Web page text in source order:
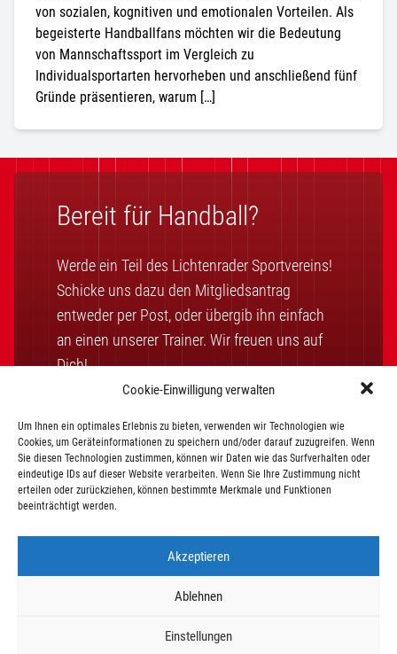
Cookie-Einwilligung verwalten
Um Ihnen ein optimales Erlebnis zu bieten, verwenden wir Technologien wie
Cookies, um Geräteinformationen zu speichern und/oder darauf zuzugreifen. Wenn
Sie diesen Technologien zustimmen, können wir Daten wie das Surfverhalten oder
eindeutige IDs auf dieser Website verarbeiten. Wenn Sie Ihre Zustimmung nicht
erteilen oder zurückziehen, können bestimmte Merkmale und Funktionen
beeinträchtigt werden.
Akzeptieren
Ablehnen
Einstellungen
von sozialen, kognitiven und emotionalen Vorteilen. Als
begeisterte Handballfans möchten wir die Bedeutung
von Mannschaftssport im Vergleich zu
Individualsportarten hervorheben und anschließend fünf
Gründe präsentieren, warum […]
Bereit für Handball?
Werde ein Teil des Lichtenrader Sportvereins!
Schicke uns dazu den Mitgliedsantrag
entweder per Post, oder übergib ihn einfach
an einen unserer Trainer. Wir freuen uns auf
Dich!
Mitglied werden
Vereinssatzung Beitragsordnung
©2026 Lichtenrader SV
Datenschutz